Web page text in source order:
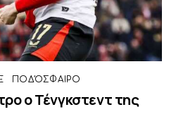
ΠΟΔΌΣΦΑΙΡΟ
ο Τένγκστεντ της